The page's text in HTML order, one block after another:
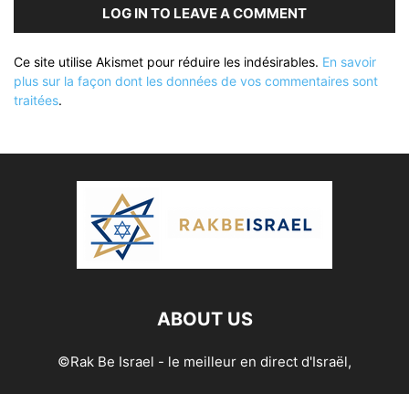
LOG IN TO LEAVE A COMMENT
Ce site utilise Akismet pour réduire les indésirables. En savoir
plus sur la façon dont les données de vos commentaires sont
traitées.
ABOUT US
©Rak Be Israel - le meilleur en direct d'Israël,